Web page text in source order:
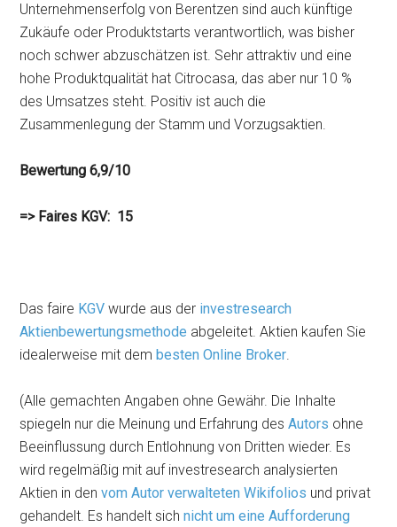
Unternehmenserfolg von Berentzen sind auch künftige
Zukäufe oder Produktstarts verantwortlich, was bisher
noch schwer abzuschätzen ist. Sehr attraktiv und eine
hohe Produktqualität hat Citrocasa, das aber nur 10 %
des Umsatzes steht. Positiv ist auch die
Zusammenlegung der Stamm und Vorzugsaktien.
Bewertung 6,9/10
=> Faires KGV: 15
Das faire KGV wurde aus der investresearch
Aktienbewertungsmethode abgeleitet. Aktien kaufen Sie
idealerweise mit dembesten Online Broker.
(Alle gemachten Angaben ohne Gewähr. Die Inhalte
spiegeln nur die Meinung und Erfahrung desAutors ohne
Beeinflussung durch Entlohnung von Dritten wieder. Es
wird regelmäßig mit auf investresearch analysierten
Aktien in denvom Autor verwalteten Wikifolios und privat
gehandelt. Es handelt sichnicht um eine Aufforderung